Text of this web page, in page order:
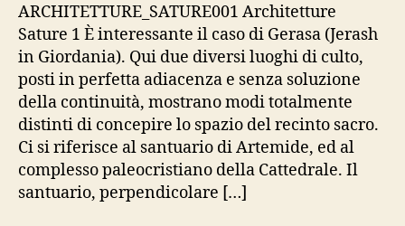
ARCHITETTURE_SATURE001 Architetture
Sature 1 È interessante il caso di Gerasa (Jerash
in Giordania). Qui due diversi luoghi di culto,
posti in perfetta adiacenza e senza soluzione
della continuità, mostrano modi totalmente
distinti di concepire lo spazio del recinto sacro.
Ci si riferisce al santuario di Artemide, ed al
complesso paleocristiano della Cattedrale. Il
santuario, perpendicolare […]